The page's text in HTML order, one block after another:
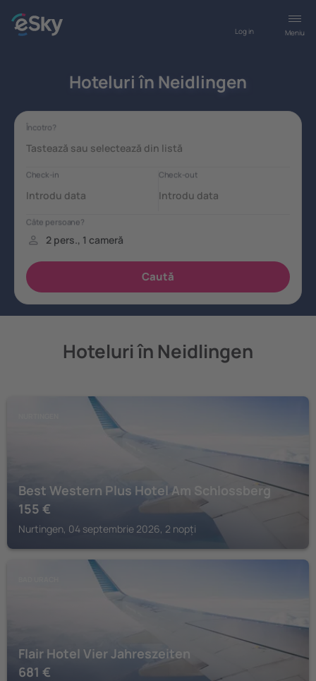
Meniu
Log in
Hoteluri în Neidlingen
Hoteluri în Neidlingen
Best Western Plus Hotel Am Schlossberg
155 €
Nurtingen, 04 septembrie 2026, 2 nopți
Flair Hotel Vier Jahreszeiten
681 €